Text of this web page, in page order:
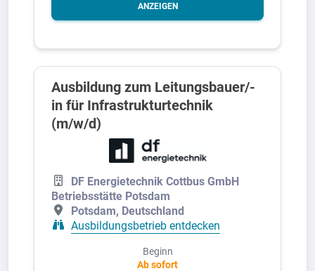
ANZEIGEN
Ausbildung zum Leitungsbauer/-
in für Infrastrukturtechnik
(m/w/d)
DF Energietechnik Cottbus GmbH
Betriebsstätte Potsdam
Potsdam, Deutschland
Ausbildungsbetrieb entdecken
Beginn
Ab sofort